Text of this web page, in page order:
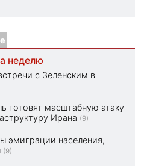
неделю
с Зеленским в
готовят масштабную атаку
Ирана (9)
эмиграции населения,
(9)